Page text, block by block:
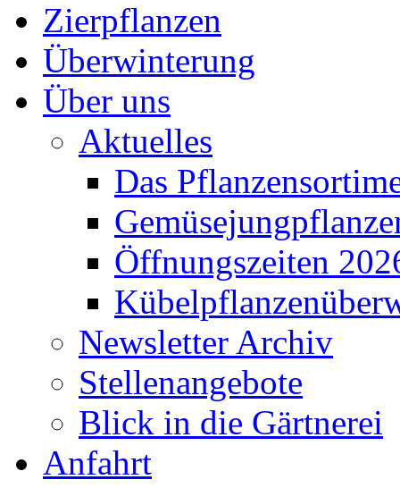
Zierpflanzen
Überwinterung
Über uns
Aktuelles
Das
Öffnungszeiten
Newsletter Archiv
Stellenangebote
Blick in die Gärtnerei
Anfahrt